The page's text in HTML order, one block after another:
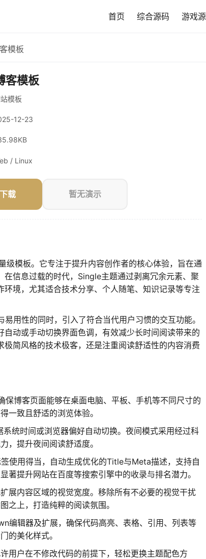
首页 综合源码 游戏
模板
客模板
模板
12-23
/ Linux
载 暂无演示
模板。它专注于提升内容创作者的核心体验，旨在通
信息过载的时代，Single主题通过剥离冗余元素、聚
境，尤其适合技术分享、个人随笔、知识记录等专注
用性的同时，引入了符合当代用户习惯的交互功能。
动或手动切换界面色调，有效减少长时间阅读带来的
简风格的技术极客，还是注重阅读舒适性的内容消费
保博客页面能够在桌面电脑、平板、手机等不同尺寸的
一致且舒适的浏览体验。
统时间或浏览器偏好自动切换。夜间模式采用经过科
，提升夜间阅读舒适度。
使用得当，自动生成优化的Title与Meta描述，支持自
著提升网站在百度等搜索引擎中的收录与排名潜力。
展内容区域的视觉宽度。移除所有不必要的视觉干扰
之上，打造纯粹的阅读氛围。
编辑器及扩展，确保代码高亮、表格、引用、列表等
的美化样式。
用户在不修改代码的前提下，轻松更换主题配色方